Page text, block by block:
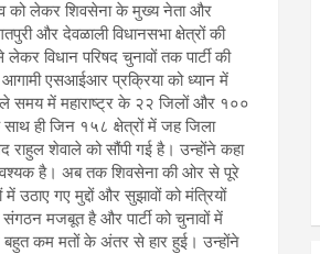
को लेकर शिवसेना के मुख्य नेता और
और देवळाली विधानसभा क्षेत्रों की
विधान परिषद चुनावों तक पार्टी की
एसआईआर प्रक्रिया को ध्यान में
समय में महाराष्ट्र के २२ जिलों और १००
साथ ही जिन १५८ क्षेत्रों में जह जिला
राहुल शेवाले को सौंपी गई है। उन्होंने कहा
है। अब तक शिवसेना की ओर से पूरे
गए मुद्दों और सुझावों को मंत्रियों
संगठन मजबूत है और पार्टी को चुनावों में
बहुत कम मतों के अंतर से हार हुई। उन्होंने